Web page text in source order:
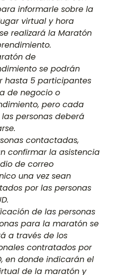
informarle sobre la
virtual y hora
realizará la Maratón
de
se podrán
hasta 5 participantes
de negocio o
pero cada
personas deberá
contactadas,
confirmar la asistencia
de correo
una vez sean
por las personas
de las personas
para la maratón se
a través de los
contratados por
en donde indicarán el
de la maratón y